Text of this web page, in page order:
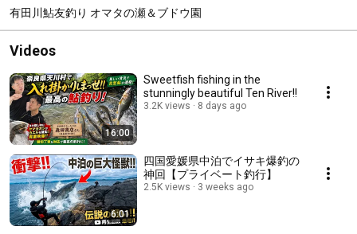
有田川鮎友釣り オマタの瀬＆ブドウ園
Videos
16:00
Sweetfish fishing in the
stunningly beautiful Ten River!!
3.2K views 8 days ago
6:01
四国愛媛県中泊でイサキ爆釣の
神回【プライベート釣行】
2.5K views 3 weeks ago